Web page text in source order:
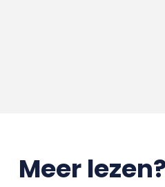
Meer